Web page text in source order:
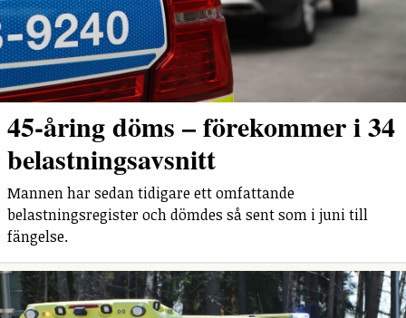
45-åring döms – förekommer i 34
belastningsavsnitt
Mannen har sedan tidigare ett omfattande
belastningsregister och dömdes så sent som i juni till
fängelse.